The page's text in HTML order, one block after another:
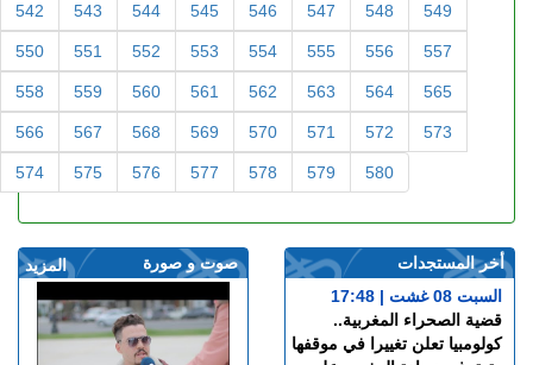
542 543 544 545 546 547 548 549
550 551 552 553 554 555 556 557
558 559 560 561 562 563 564 565
566 567 568 569 570 571 572 573
574 575 576 577 578 579 580
المزيد صوت و صورة
أخر المستجدات
السبت 08 غشت | 17:48
قضية الصحراء المغربية..
كولومبيا تعلن تغييرا في موقفها